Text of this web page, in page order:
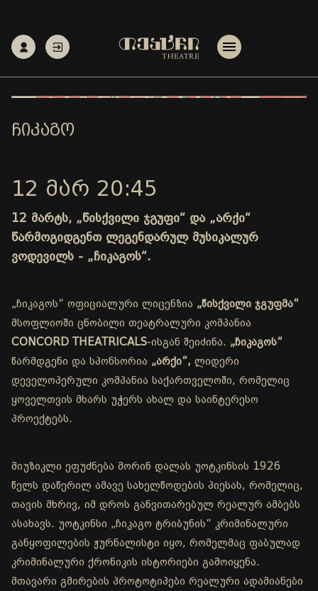
ᲩᲘᲙᲐᲒᲝ
12 ᲛᲐᲠ 20:45
12 მარტს, „წისქვილი ჯგუფი“ და „არქი“
წარმოგიდგენთ ლეგენდარულ მუსიკალურ
ვოდევილს - „ჩიკაგოს“.
„ჩიკაგოს“ ოფიციალური ლიცენზია „წისქვილი ჯგუფმა“
მსოფლიოში ცნობილი თეატრალური კომპანია
CONCORD THEATRICALS-ისგან შეიძინა. „ჩიკაგოს“
წარმდგენი და სპონსორია „არქი“, ლიდერი
დეველოპერული კომპანია საქართველოში, რომელიც
ყოველთვის მხარს უჭერს ახალ და საინტერესო
პროექტებს.
მიუზიკლი ეფუძნება მორინ დალას უოტკინსის 1926
წელს დაწერილ ამავე სახელწოდების პიესას, რომელიც,
თავის მხრივ, იმ დროს განვითარებულ რეალურ ამბებს
ასახავს. უოტკინსი „ჩიკაგო ტრიბუნის“ კრიმინალური
განყოფილების ჟურნალისტი იყო, რომელმაც ფაბულად
კრიმინალური ქრონიკის ისტორიები გამოიყენა.
მთავარი გმირების პროტოტიპები რეალური ადამიანები